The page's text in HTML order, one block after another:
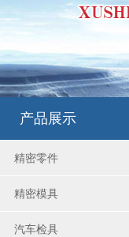
产品展示
精密零件
精密模具
汽车检具